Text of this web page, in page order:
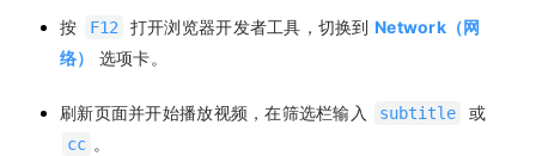
按 F12 打开浏览器开发者工具，切换到Network（网
络）
选项卡。
刷新页面并开始播放视频，在筛选栏输入 subtitle 或
cc 。